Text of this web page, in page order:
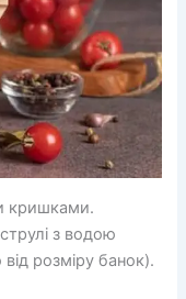
кришками.
з водою
розміру банок).